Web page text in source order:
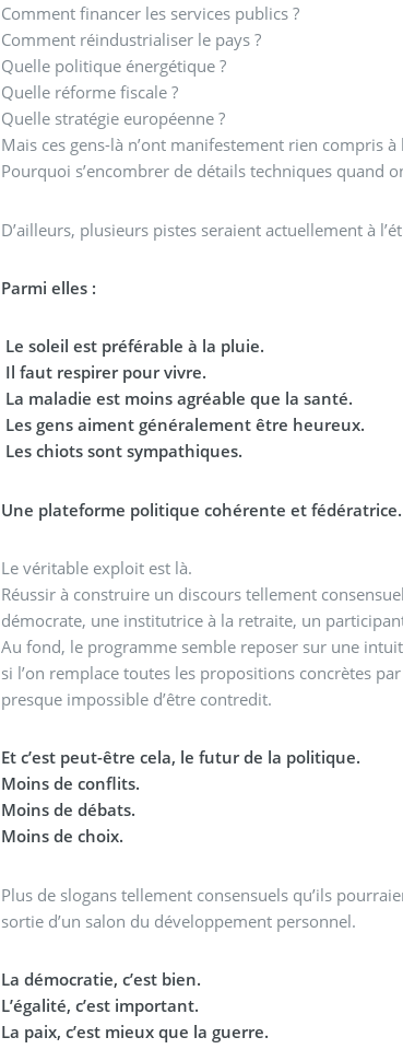
Comment financer les services publics ?
Comment réindustrialiser le pays ?
Quelle politique énergétique ?
Quelle réforme fiscale ?
Quelle stratégie européenne ?
Mais ces gens-là n’ont manifestement rien compris
Pourquoi s’encombrer de détails techniques quand
D’ailleurs, plusieurs pistes seraient actuellement à
Parmi elles :
Le soleil est préférable à la pluie.
Il faut respirer pour vivre.
La maladie est moins agréable que la santé.
Les gens aiment généralement être heureux.
Les chiots sont sympathiques.
Une plateforme politique cohérente et fédératrice.
Le véritable exploit est là.
Réussir à construire un discours tellement
démocrate, une institutrice à la retraite, un
Au fond, le programme semble reposer sur une
si l’on remplace toutes les propositions concrètes
presque impossible d’être contredit.
Et c’est peut-être cela, le futur de la politique.
Moins de conflits.
Moins de débats.
Moins de choix.
Plus de slogans tellement consensuels qu’ils
sortie d’un salon du développement personnel.
La démocratie, c’est bien.
L’égalité, c’est important.
La paix, c’est mieux que la guerre.